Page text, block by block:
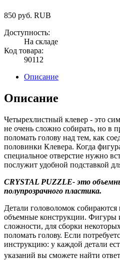
850 руб. RUB
Доступность:
На складе
Код товара:
90112
Описание
Описание
Четырехлистный клевер - это
не очень сложно собирать, но в
поломать голову над тем, как
половинки Клевера. Когда
специальное отверстие нужно
послужит удобной подставкой
CRYSTAL PUZZLE- это
полупрозрачного пластика.
Детали головоломок собираются
объемные конструкции. Фигуры
сложности, для сборки
поломать голову. Если
инструкцию: у каждой детали
указаний вы сможете найти